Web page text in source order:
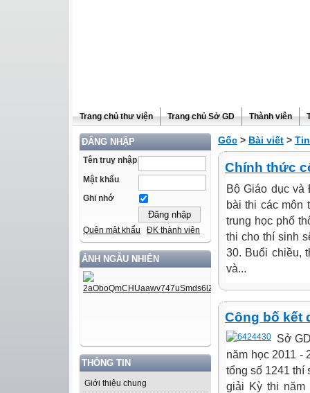
Trang chủ thư viện Trang chủ Sở GD Thành viên
ĐĂNG NHẬP
Tên truy nhập
Mật khẩu
Ghi nhớ
Quên mật khẩu ĐK thành viên
ẢNH NGẪU NHIÊN
THÔNG TIN
Giới thiệu chung
Gốc > Bài viết >
Chính thức
Bộ Giáo dục
bài thi các môn
trung học phổ
thi cho thí sinh
30. Buổi chiều,
và...
Công bố kết
Sở
năm học 2011 -
tổng số 1241 thí
giải Kỳ thi năm